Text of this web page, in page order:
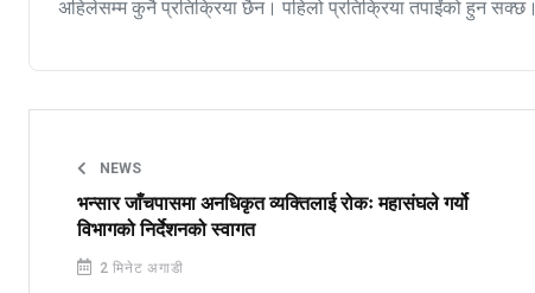
अहिलेसम्म कुनै प्रतिक्रिया छैन। पहिलो प्रतिक्रिया तपाईंको हुन सक्छ।
NEWS
भन्सार जाँचपासमा अनधिकृत व्यक्तिलाई रोकः महासंघले गर्यो
विभागको निर्देशनको स्वागत
2 मिनेट अगाडी